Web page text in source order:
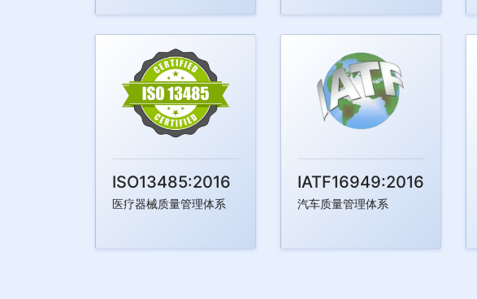
ISO13485:2016
医疗器械质量管理体系
IATF16949:2016
汽车质量管理体系